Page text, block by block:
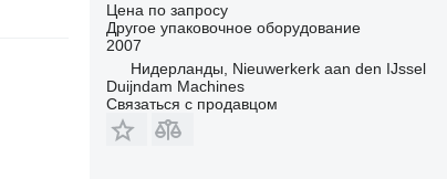
Цена по запросу
Другое упаковочное оборудование
2007
Нидерланды, Nieuwerkerk aan den IJssel
Duijndam Machines
Связаться с продавцом